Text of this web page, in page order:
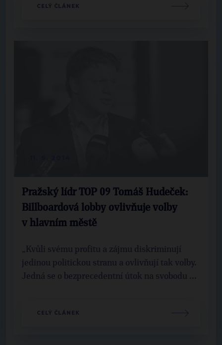
CELÝ ČLÁNEK
Pražský lídr TOP 09 Tomáš Hudeček:
Billboardová lobby ovlivňuje volby
v hlavním městě
„Kvůli svému profitu a zájmu diskriminují
jedinou politickou stranu a ovlivňují tak volby.
Jedná se o bezprecedentní útok na svobodu ...
CELÝ ČLÁNEK